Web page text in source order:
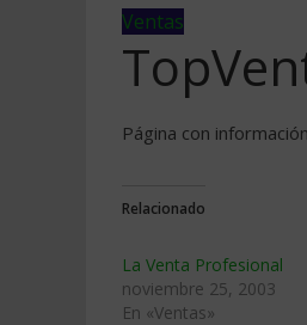
Ventas
Página con
Relacionado
La Venta Profesional
noviembre 25, 2003
En «Ventas»